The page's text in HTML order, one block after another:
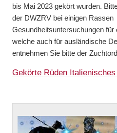
bis Mai 2023 gekört wurden.
der DWZRV bei einigen Rassen
Gesundheitsuntersuchungen für
welche auch für ausländische
entnehmen Sie bitte der
Gekörte Rüden Italienisches